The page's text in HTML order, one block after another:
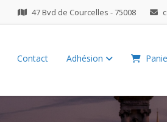
47 Bvd de Courcelles - 75008
Contact Adhésion